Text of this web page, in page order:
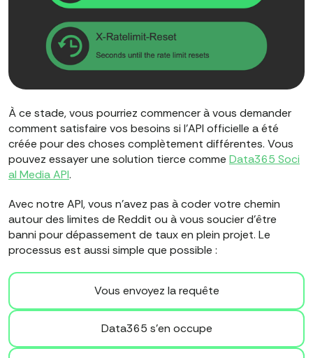
À ce stade, vous pourriez commencer à vous demander
comment satisfaire vos besoins si l'API officielle a été
créée pour des choses complètement différentes. Vous
pouvez essayer une solution tierce comme Data365 Soci
al Media API.
Avec notre API, vous n'avez pas à coder votre chemin
autour des limites de Reddit ou à vous soucier d'être
banni pour dépassement de taux en plein projet. Le
processus est aussi simple que possible :
Vous envoyez la requête
Data365 s'en occupe